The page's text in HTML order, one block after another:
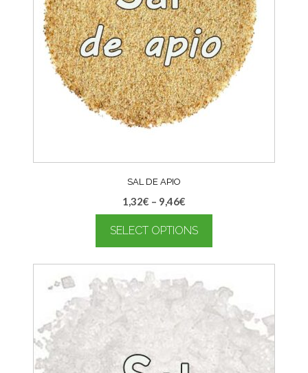
SAL DE APIO
1,32€ – 9,46€
SELECT OPTIONS